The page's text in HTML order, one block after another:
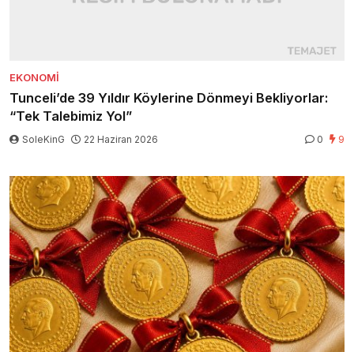
EKONOMI
Tunceli’de 39 Yıldır Köylerine Dönmeyi Bekliyorlar:
“Tek Talebimiz Yol”
SoleKinG 22 Haziran 2026 0 9